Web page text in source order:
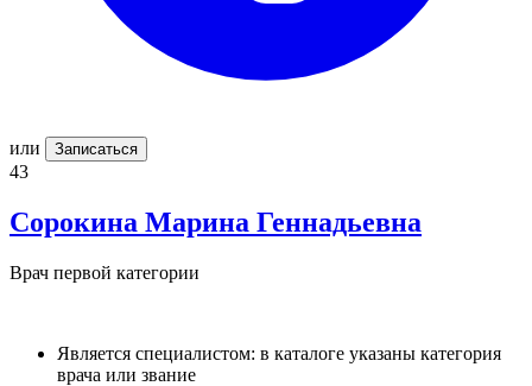
или Записаться
43
Сорокина Марина Геннадьевна
Врач первой категории
Является специалистом: в каталоге указаны категория
врача или звание